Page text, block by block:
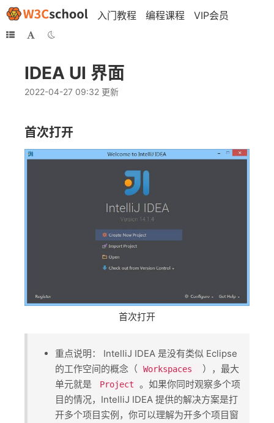
入门教程 编程课程 VIP会员
IDEA UI 界面
2022-04-27 09:32 更新
首次打开
首次打开
重点说明： IntelliJ IDEA 是没有类似 Eclipse
的工作空间的概念（​
Workspaces
​），最大
单元就是 ​
Project
​。如果你同时观察多个项
目的情况，IntelliJ IDEA 提供的解决方案是打
开多个项目实例，你可以理解为开多个项目窗